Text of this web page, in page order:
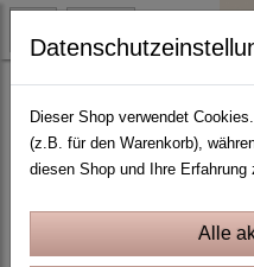
Weihnachten und Winter
Dieser Shop verwendet
(z.B. für den Warenkorb),
diesen Shop und Ihre Erfahrung